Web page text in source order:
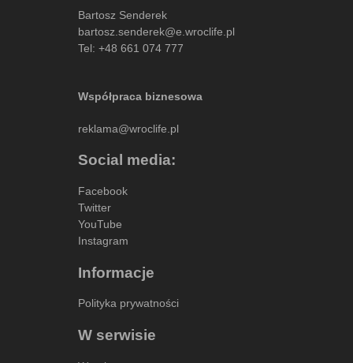
Bartosz Senderek
bartosz.senderek@e.wroclife.pl
Tel: +48 661 074 777
Współpraca biznesowa
reklama@wroclife.pl
Social media:
Facebook
Twitter
YouTube
Instagram
Informacje
Polityka prywatności
W serwisie